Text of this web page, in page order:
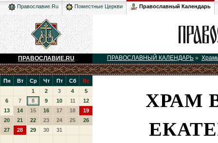
Православие.Ru Поместные Церкви Православный Календарь
ПРАВОСЛАВИЕ.RU ПРАВОСЛАВНЫЙ КАЛЕНДАРЬ »
Пн Вт Ср Чт Пт Сб
Вс
1
2 3 4
5
6
7 8 9 10 11
12
13
14 15 16 17 18
19
20
21 22 23 24 25
26
27
28 29 30 31
ХРАМ